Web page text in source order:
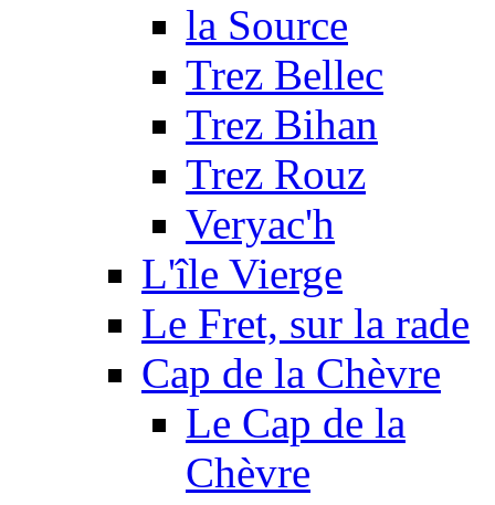
la Source
Trez Bellec
Trez Bihan
Trez Rouz
Veryac'h
L'île Vierge
Le Fret, sur la rade
Cap de la Chèvre
Le Cap de la
Chèvre